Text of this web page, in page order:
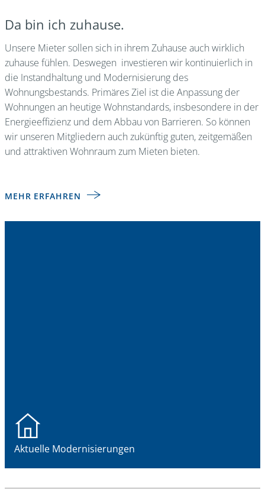
Da bin ich zuhause.
Unsere Mieter sollen sich in ihrem Zuhause auch wirklich
zuhause fühlen. Deswegen investieren wir kontinuierlich in
die Instandhaltung und Modernisierung des
Wohnungsbestands. Primäres Ziel ist die Anpassung der
Wohnungen an heutige Wohnstandards, insbesondere in der
Energieeffizienz und dem Abbau von Barrieren. So können
wir unseren Mitgliedern auch zukünftig guten, zeitgemäßen
und attraktiven Wohnraum zum Mieten bieten.
MEHR ERFAHREN
Aktuelle Modernisierungen